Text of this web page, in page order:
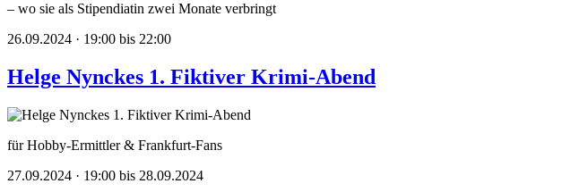
– wo sie als Stipendiatin zwei Monate verbringt
26.09.2024 · 19:00 bis 22:00
Helge Nynckes 1. Fiktiver Krimi-Abend
für Hobby-Ermittler & Frankfurt-Fans
27.09.2024 · 19:00 bis 28.09.2024